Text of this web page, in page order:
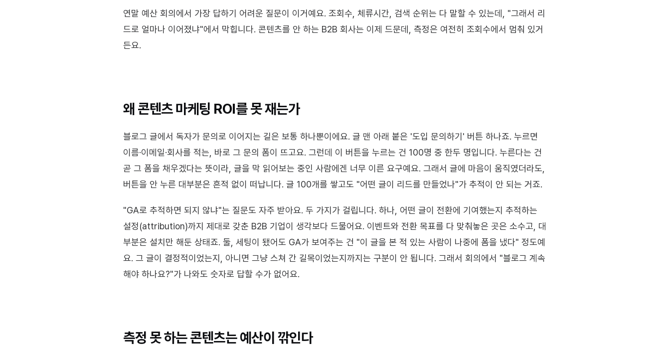
연말 예산 회의에서 가장 답하기 어려운 질문이 이거예요. 조회수, 체류시간, 검색 순위는 다 말할 수 있는데, "그래서 리
드로 얼마나 이어졌냐"에서 막힙니다. 콘텐츠를 안 하는 B2B 회사는 이제 드문데, 측정은 여전히 조회수에서 멈춰 있거
든요.
왜 콘텐츠 마케팅 ROI를 못 재는가
블로그 글에서 독자가 문의로 이어지는 길은 보통 하나뿐이에요. 글 맨 아래 붙은 '도입 문의하기' 버튼 하나죠. 누르면
이름·이메일·회사를 적는, 바로 그 문의 폼이 뜨고요. 그런데 이 버튼을 누르는 건 100명 중 한두 명입니다. 누른다는 건
곧 그 폼을 채우겠다는 뜻이라, 글을 막 읽어보는 중인 사람에겐 너무 이른 요구예요. 그래서 글에 마음이 움직였더라도,
버튼을 안 누른 대부분은 흔적 없이 떠납니다. 글 100개를 쌓고도 "어떤 글이 리드를 만들었나"가 추적이 안 되는 거죠.
"GA로 추적하면 되지 않냐"는 질문도 자주 받아요. 두 가지가 걸립니다. 하나, 어떤 글이 전환에 기여했는지 추적하는
설정(attribution)까지 제대로 갖춘 B2B 기업이 생각보다 드물어요. 이벤트와 전환 목표를 다 맞춰놓은 곳은 소수고, 대
부분은 설치만 해둔 상태죠. 둘, 세팅이 됐어도 GA가 보여주는 건 "이 글을 본 적 있는 사람이 나중에 폼을 냈다" 정도예
요. 그 글이 결정적이었는지, 아니면 그냥 스쳐 간 길목이었는지까지는 구분이 안 됩니다. 그래서 회의에서 "블로그 계속
해야 하나요?"가 나와도 숫자로 답할 수가 없어요.
측정 못 하는 콘텐츠는 예산이 깎인다